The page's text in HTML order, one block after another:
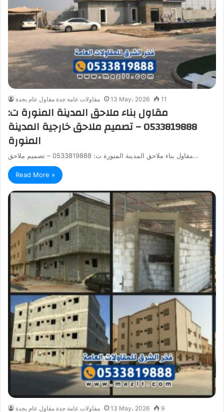
مقاولات عامة جدة مقاول عام بجدة 13 May، 2026 11
مقاول بناء ملاحق المدينة المنورة ت:
0533819888 – تصميم ملاحق خارجية المدينة
المنورة
مقاول بناء ملاحق المدينة المنورة ت: 0533819888 – تصميم ملاحق…
Read More »
مقاولات عامة جدة مقاول عام بجدة 13 May، 2026 9